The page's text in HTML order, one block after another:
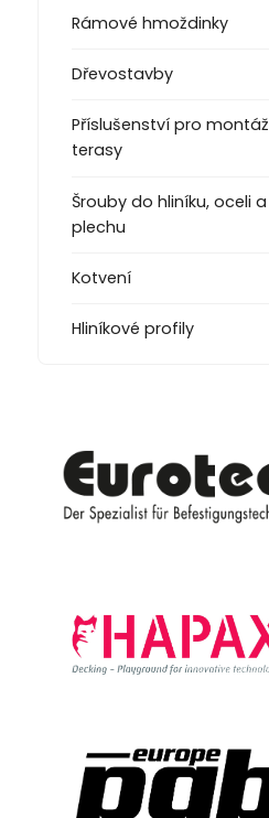
Rámové hmoždinky
Dřevostavby
Příslušenství pro montáž
terasy
Šrouby do hliníku, oceli a
plechu
Kotvení
Hliníkové profily